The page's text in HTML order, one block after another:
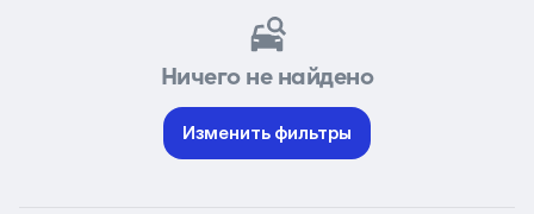
Ничего не найдено
Изменить фильтры